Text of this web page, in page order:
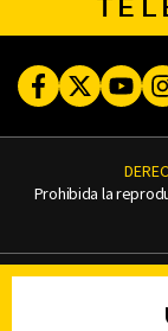
FacebookTwitter
Prohibida la